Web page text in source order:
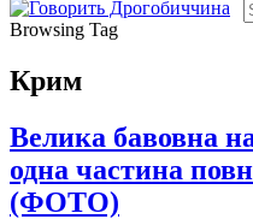
Browsing Tag
Крим
Велика бавовна
одна частина
(ФОТО)